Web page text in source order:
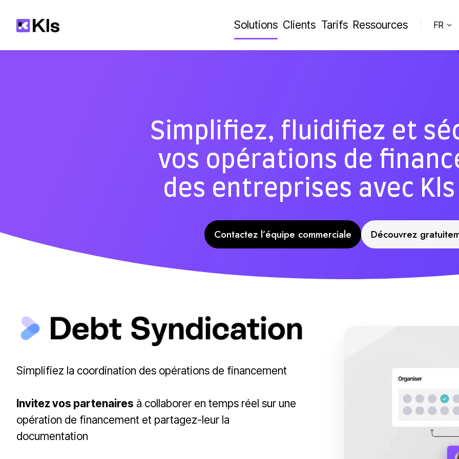
Solutions Clients Tarifs Ressources FR
Simplifiez, fluidifiez et
vos opérations de
des entreprises avec
Contactez l’équipe commerciale Découvrez
Simplifiez la coordination des opérations de financement
Invitez vos partenaires à collaborer en temps réel sur une
opération de financement et partagez-leur la
documentation